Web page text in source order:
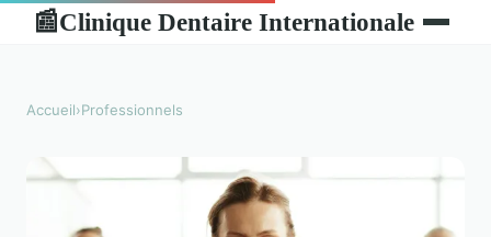
📰Clinique Dentaire Internationale
Accueil›Professionnels